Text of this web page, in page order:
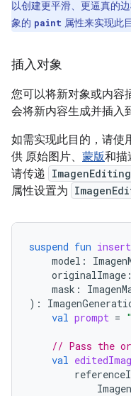
以创建更平滑、更逼真的
象的 paint 属性来实现此
插入对象
您可以将新对象或内容
会将新内容生成并插入
如需实现此目的，请使
供 原始图片、 蒙版和描
请传递
属性设置为
suspend fun
model :
originalImage :
mask :
):
val prompt =
// Pass the
val